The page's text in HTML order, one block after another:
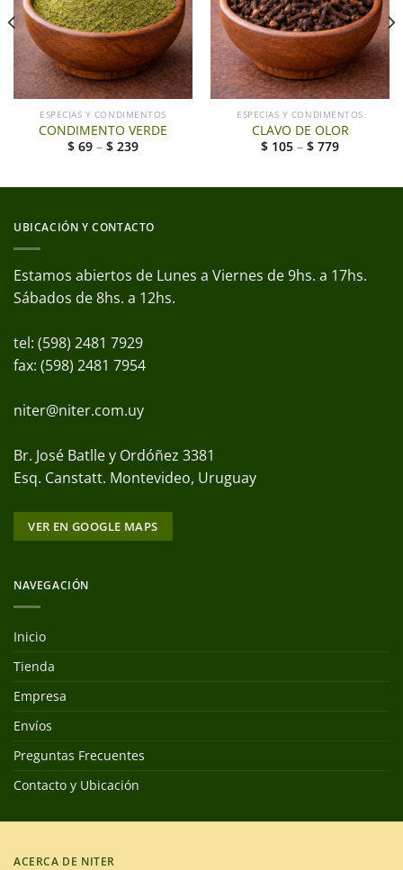
ESPECIAS Y CONDIMENTOS
CONDIMENTO VERDE
$ 69 – $ 239
ESPECIAS Y CONDIMENTOS
CLAVO DE OLOR
$ 105 – $ 779
UBICACIÓN Y CONTACTO
Estamos abiertos de Lunes a Viernes de 9hs. a 17hs.
Sábados de 8hs. a 12hs.
tel: (598) 2481 7929
fax: (598) 2481 7954
niter@niter.com.uy
Br. José Batlle y Ordóñez 3381
Esq. Canstatt. Montevideo, Uruguay
VER EN GOOGLE MAPS
NAVEGACIÓN
Inicio
Tienda
Empresa
Envíos
Preguntas Frecuentes
Contacto y Ubicación
ACERCA DE NITER